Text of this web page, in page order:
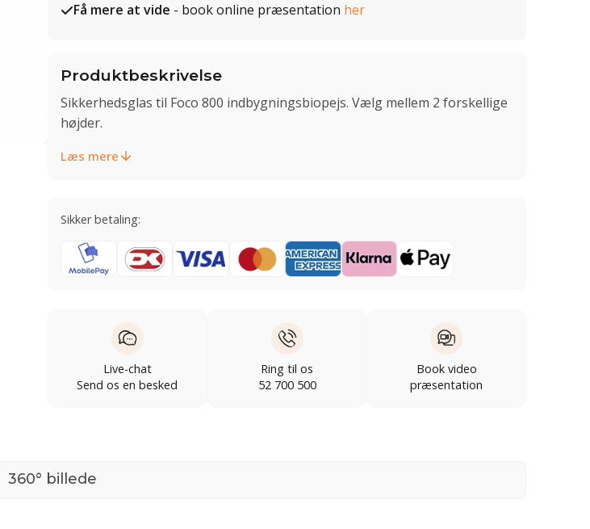
Få mere at vide - book online præsentation her
Produktbeskrivelse
Sikkerhedsglas til Foco 800 indbygningsbiopejs. Vælg mellem 2 forskellige
højder.
Læs mere
Sikker betaling:
Live-chat
Send os en besked
Ring til os
52 700 500
Book video
præsentation
360° billede